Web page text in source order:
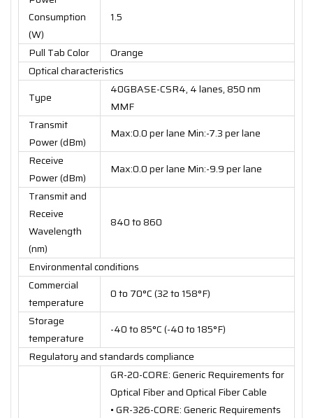
Consumption
(W)
1.5
Pull Tab Color
Orange
Optical characteristics
Type
40GBASE-CSR4, 4 lanes, 850 nm
MMF
Transmit
Power (dBm)
Max:0.0 per lane Min:-7.3 per lane
Receive
Power (dBm)
Max:0.0 per lane Min:-9.9 per lane
Transmit and
Receive
Wavelength
(nm)
840 to 860
Environmental conditions
Commercial
temperature
0 to 70°C (32 to 158°F)
Storage
temperature
-40 to 85°C (-40 to 185°F)
Regulatory and standards compliance
GR-20-CORE: Generic Requirements for
Optical Fiber and Optical Fiber Cable
• GR-326-CORE: Generic Requirements